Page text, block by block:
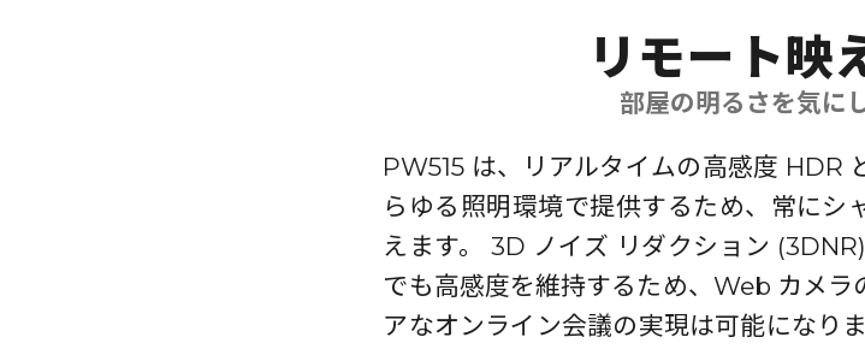
リモート映
部屋の明るさを気に
PW515 は、リアルタイムの高感度 HDR
らゆる照明環境で提供するため、常にシ
えます。 3D ノイズ リダクション
でも高感度を維持するため、Web カメラ
アなオンライン会議の実現は可能になり